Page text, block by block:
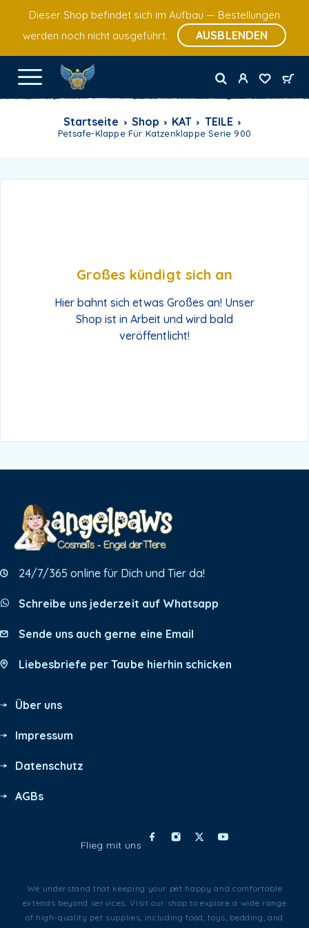
Dieser Shop befindet sich im Aufbau — Bestellungen
werden noch nicht ausgeführt.
AUSBLENDEN
Startseite Shop KAT TEILE
Petsafe-Klappe Für Katzenklappe Serie 900
Großes kündigt sich an
Hier bahnt sich etwas Großes an! Unser
Shop ist in Arbeit und wird bald
veröffentlicht!
24/7/365 online für Dich und Tier da!
Schreibe uns jederzeit auf Whatsapp
Sende uns auch gerne eine Email
Liebesbriefe per Taube hierhin schicken
Über uns
Impressum
Datenschutz
AGBs
Flieg mit uns
We understand that keeping your pet happy and comfortable
extends beyond services. Visit our shop to explore a wide range
of high-quality pet supplies, including food, toys, bedding, and